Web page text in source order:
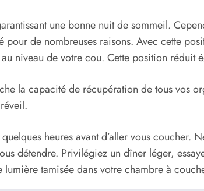
une bonne nuit de sommeil.
de nombreuses raisons. Avec cette
niveau de votre cou. Cette position réduit
la capacité de récupération de tous vos
heures avant d’aller vous coucher.
détendre. Privilégiez un dîner léger,
tamisée dans votre chambre à